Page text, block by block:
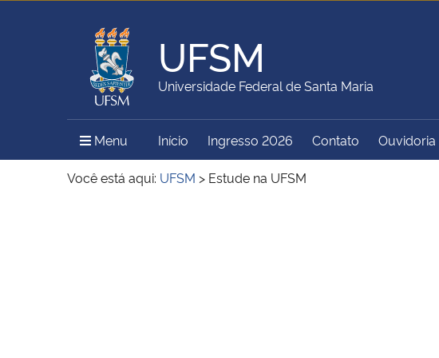
UFSM
Universidade Federal de Santa Maria
Menu Menu Principal do Sítio
Início Ingresso 2026 Contato Ouvidoria
Você está aqui: UFSM > Estude na UFSM